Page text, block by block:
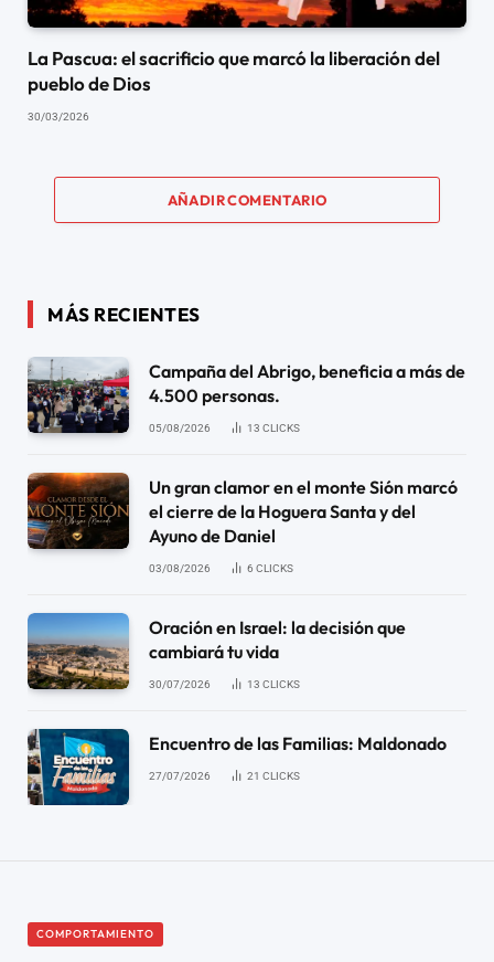
La Pascua: el sacrificio que marcó la liberación del
pueblo de Dios
30/03/2026
AÑADIR COMENTARIO
MÁS RECIENTES
Campaña del Abrigo, beneficia a más de
4.500 personas.
05/08/2026 13 CLICKS
Un gran clamor en el monte Sión marcó
el cierre de la Hoguera Santa y del
Ayuno de Daniel
03/08/2026 6 CLICKS
Oración en Israel: la decisión que
cambiará tu vida
30/07/2026 13 CLICKS
Encuentro de las Familias: Maldonado
27/07/2026 21 CLICKS
COMPORTAMIENTO